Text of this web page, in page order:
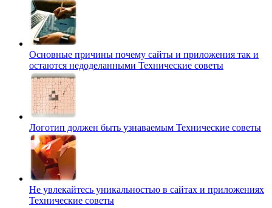
Основные причины почему сайты и приложения так и
остаются недоделанными Технические советы
Логотип должен быть узнаваемым Технические советы
Не увлекайтесь уникальностью в сайтах и приложениях
Технические советы